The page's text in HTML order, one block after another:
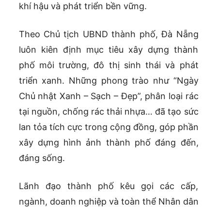
khí hậu và phát triển bền vững.
Theo Chủ tịch UBND thành phố, Đà Nẵng
luôn kiên định mục tiêu xây dựng thành
phố môi trường, đô thị sinh thái và phát
triển xanh. Những phong trào như “Ngày
Chủ nhật Xanh – Sạch – Đẹp”, phân loại rác
tại nguồn, chống rác thải nhựa… đã tạo sức
lan tỏa tích cực trong cộng đồng, góp phần
xây dựng hình ảnh thành phố đáng đến,
đáng sống.
Lãnh đạo thành phố kêu gọi các cấp,
ngành, doanh nghiệp và toàn thể Nhân dân